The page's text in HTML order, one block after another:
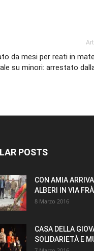
da mesi per reati in
su minori: arrestato
POSTS
CON AMIA
ALBERI IN VIA
8 Marzo 2016
CASA DELLA
SOLIDARIETÀ E